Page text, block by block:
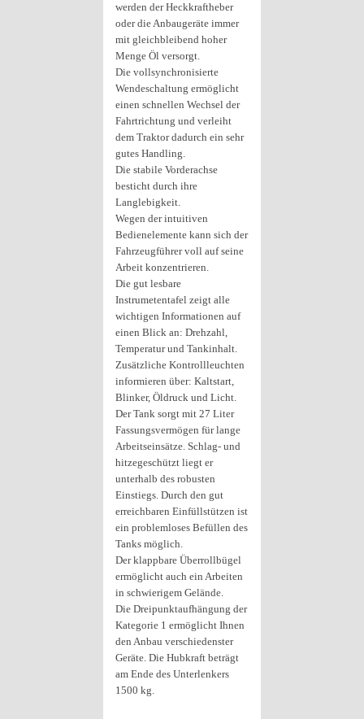
werden der Heckkraftheber
oder die Anbaugeräte immer
mit gleichbleibend hoher
Menge Öl versorgt.
Die vollsynchronisierte
Wendeschaltung ermöglicht
einen schnellen Wechsel der
Fahrtrichtung und verleiht
dem Traktor dadurch ein sehr
gutes Handling.
Die stabile Vorderachse
besticht durch ihre
Langlebigkeit.
Wegen der intuitiven
Bedienelemente kann sich der
Fahrzeugführer voll auf seine
Arbeit konzentrieren.
Die gut lesbare
Instrumetentafel zeigt alle
wichtigen Informationen auf
einen Blick an: Drehzahl,
Temperatur und Tankinhalt.
Zusätzliche Kontrollleuchten
informieren über: Kaltstart,
Blinker, Öldruck und Licht.
Der Tank sorgt mit 27 Liter
Fassungsvermögen für lange
Arbeitseinsätze. Schlag- und
hitzegeschützt liegt er
unterhalb des robusten
Einstiegs. Durch den gut
erreichbaren Einfüllstützen ist
ein problemloses Befüllen des
Tanks möglich.
Der klappbare Überrollbügel
ermöglicht auch ein Arbeiten
in schwierigem Gelände.
Die Dreipunktaufhängung der
Kategorie 1 ermöglicht Ihnen
den Anbau verschiedenster
Geräte. Die Hubkraft beträgt
am Ende des Unterlenkers
1500 kg.